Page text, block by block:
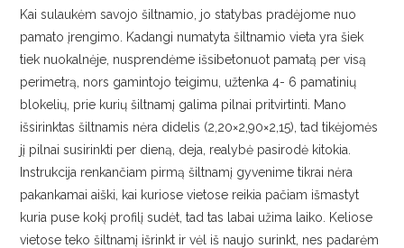
Kai sulaukėm savojo šiltnamio, jo statybas pradėjome nuo
pamato įrengimo. Kadangi numatyta šiltnamio vieta yra šiek
tiek nuokalnėje, nusprendėme išsibetonuot pamatą per visą
perimetrą, nors gamintojo teigimu, užtenka 4- 6 pamatinių
blokelių, prie kurių šiltnamį galima pilnai pritvirtinti. Mano
išsirinktas šiltnamis nėra didelis (2,20×2,90×2,15), tad tikėjomės
jį pilnai susirinkti per dieną, deja, realybė pasirodė kitokia.
Instrukcija renkančiam pirmą šiltnamį gyvenime tikrai nėra
pakankamai aiški, kai kuriose vietose reikia pačiam išmastyt
kuria puse kokį profilį sudėt, tad tas labai užima laiko. Keliose
vietose teko šiltnamį išrinkt ir vėl iš naujo surinkt, nes padarėm